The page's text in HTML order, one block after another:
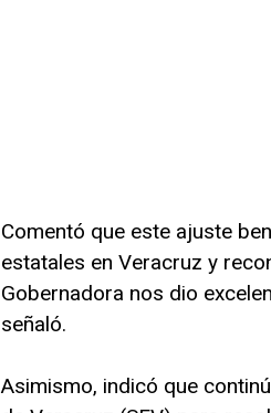
Comentó que este ajuste
estatales en Veracruz y
Gobernadora nos dio
señaló.
Asimismo, indicó que